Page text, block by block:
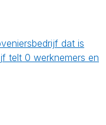
dat is
telt 0 werknemers en